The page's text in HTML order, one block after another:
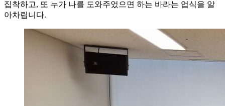
집착하고, 또 누가 나를 도와주었으면 하는 바라는 업식을 알
아차립니다.